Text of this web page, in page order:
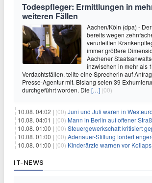
Todespfleger: Ermittlungen in
weiteren Fällen
Aachen/Köln (dpa) -
bereits wegen
verurteilten
immer größere
Aachener
inzwischen in mehr als
Verdachtsfällen, teilte eine Sprecherin auf
Presse-Agentur mit. Bislang seien 39
durchgeführt worden. Die […] (00)
10.08. 04:02 | (00) Juni und Juli waren in Westeuropa
10.08. 04:01 | (00) Mann in Berlin auf offener Straße
10.08. 01:00 | (00) Steuergewerkschaft kritisiert
10.08. 01:00 | (00) Adenauer-Stiftung fordert engere Polizei- und
10.08. 01:00 | (00) Kinderärzte warnen vor Kollaps der
IT-NEWS